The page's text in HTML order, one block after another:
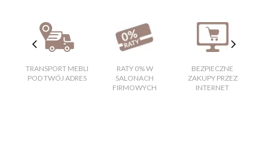
TRANSPORT MEBLI
POD TWÓJ ADRES
RATY 0% W
SALONACH
FIRMOWYCH
BEZPIECZNE
ZAKUPY PRZEZ
INTERNET